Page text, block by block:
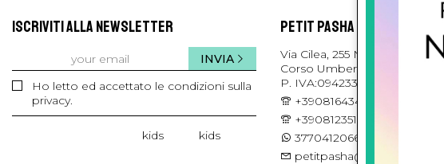
ISCRIVITI ALLA NEWSLETTER
Ho letto ed accettato le condizioni sulla
privacy.
INVIA
kids kids
PETIT PASHA
Via Cilea, 255 Napoli
Corso Umberto I 301 Napoli -
P. IVA:09423341214
+39081643421
+390812351280
3770412066 , 3397314295
petitpasha@hotmail.it